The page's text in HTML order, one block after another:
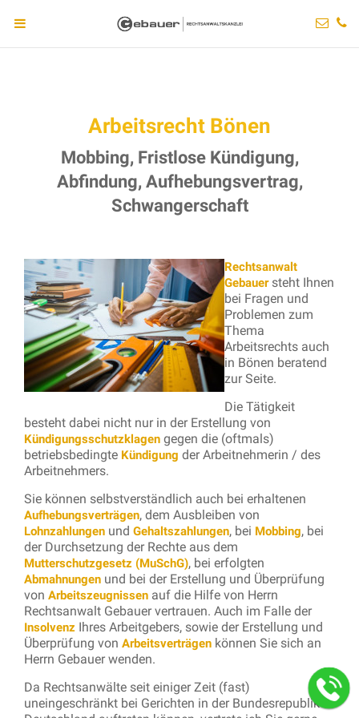
Arbeitsrecht Bönen
Mobbing, Fristlose Kündigung,
Abfindung, Aufhebungsvertrag,
Schwangerschaft
Rechtsanwalt
Gebauersteht Ihnen
bei Fragen und
Problemen zum
Thema
Arbeitsrechts auch
in Bönen beratend
zur Seite.
Die Tätigkeit
besteht dabei nicht nur in der Erstellung von
Kündigungsschutzklagen gegen die (oftmals)
betriebsbedingte Kündigung der Arbeitnehmerin / des
Arbeitnehmers.
Sie können selbstverständlich auch bei erhaltenen
Aufhebungsverträgen, dem Ausbleiben von
Lohnzahlungen und Gehaltszahlungen, bei Mobbing, bei
der Durchsetzung der Rechte aus dem
Mutterschutzgesetz (MuSchG), bei erfolgten
Abmahnungen und bei der Erstellung und Überprüfung
von Arbeitszeugnissen auf die Hilfe von Herrn
Rechtsanwalt Gebauer vertrauen. Auch im Falle der
Insolvenz Ihres Arbeitgebers, sowie der Erstellung und
Überprüfung von Arbeitsverträgen können Sie sich an
Herrn Gebauer wenden.
Da Rechtsanwälte seit einiger Zeit (fast)
uneingeschränkt bei Gerichten in der Bundesrepublik